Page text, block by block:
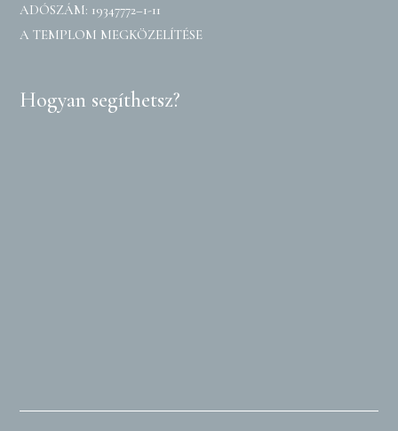
ADÓSZÁM: 19347772–1-11
A TEMPLOM MEGKÖZELÍTÉSE
Hogyan segíthetsz?